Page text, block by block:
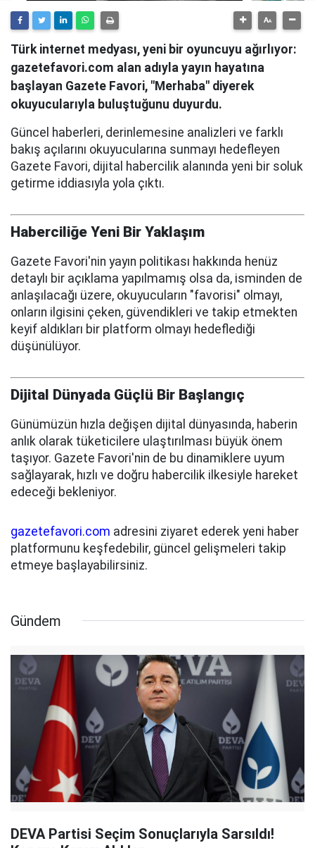
Türk internet medyası, yeni bir oyuncuyu ağırlıyor:
gazetefavori.com alan adıyla yayın hayatına
başlayan Gazete Favori, "Merhaba" diyerek
okuyucularıyla buluştuğunu duyurdu.
Güncel haberleri, derinlemesine analizleri ve farklı
bakış açılarını okuyucularına sunmayı hedefleyen
Gazete Favori, dijital habercilik alanında yeni bir soluk
getirme iddiasıyla yola çıktı.
Haberciliğe Yeni Bir Yaklaşım
Gazete Favori'nin yayın politikası hakkında henüz
detaylı bir açıklama yapılmamış olsa da, isminden de
anlaşılacağı üzere, okuyucuların "favorisi" olmayı,
onların ilgisini çeken, güvendikleri ve takip etmekten
keyif aldıkları bir platform olmayı hedeflediği
düşünülüyor.
Dijital Dünyada Güçlü Bir Başlangıç
Günümüzün hızla değişen dijital dünyasında, haberin
anlık olarak tüketicilere ulaştırılması büyük önem
taşıyor. Gazete Favori'nin de bu dinamiklere uyum
sağlayarak, hızlı ve doğru habercilik ilkesiyle hareket
edeceği bekleniyor.
gazetefavori.com adresini ziyaret ederek yeni haber
platformunu keşfedebilir, güncel gelişmeleri takip
etmeye başlayabilirsiniz.
Gündem
DEVA Partisi Seçim Sonuçlarıyla Sarsıldı!